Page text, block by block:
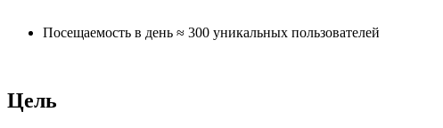
Посещаемость в день ≈ 300 уникальных пользователей
Цель